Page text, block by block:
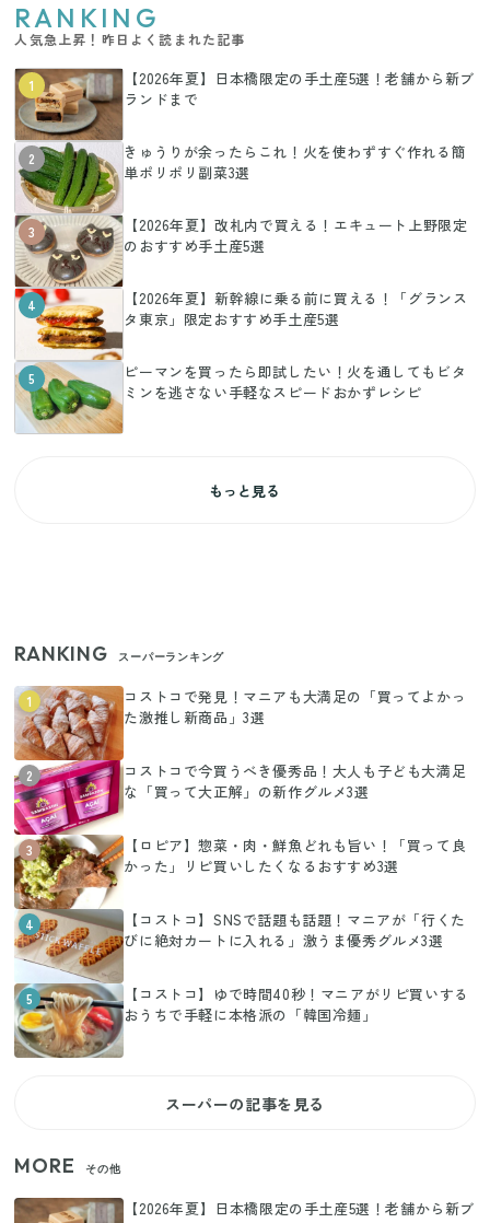
RANKING
人気急上昇！昨日よく読まれた記事
1
【2026年夏】日本橋限定の手土産5選！老舗から新ブ
ランドまで
2
きゅうりが余ったらこれ！火を使わずすぐ作れる簡
単ポリポリ副菜3選
3
【2026年夏】改札内で買える！エキュート上野限定
のおすすめ手土産5選
4
【2026年夏】新幹線に乗る前に買える！「グランス
タ東京」限定おすすめ手土産5選
5
ピーマンを買ったら即試したい！火を通してもビタ
ミンを逃さない手軽なスピードおかずレシピ
もっと見る
RANKING スーパーランキング
1
コストコで発見！マニアも大満足の「買ってよかっ
た激推し新商品」3選
2
コストコで今買うべき優秀品！大人も子ども大満足
な「買って大正解」の新作グルメ3選
3
【ロピア】惣菜・肉・鮮魚どれも旨い！「買って良
かった」リピ買いしたくなるおすすめ3選
4
【コストコ】SNSで話題も話題！マニアが「行くた
びに絶対カートに入れる」激うま優秀グルメ3選
5
【コストコ】ゆで時間40秒！マニアがリピ買いする
おうちで手軽に本格派の「韓国冷麺」
スーパーの記事を見る
MORE その他
【2026年夏】日本橋限定の手土産5選！老舗から新ブ